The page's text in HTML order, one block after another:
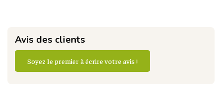
Avis des clients
Soyez le premier à écrire votre avis !